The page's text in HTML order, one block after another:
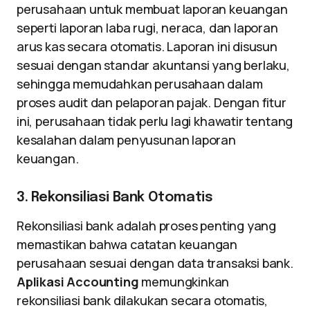
perusahaan untuk membuat laporan keuangan
seperti laporan laba rugi, neraca, dan laporan
arus kas secara otomatis. Laporan ini disusun
sesuai dengan standar akuntansi yang berlaku,
sehingga memudahkan perusahaan dalam
proses audit dan pelaporan pajak. Dengan fitur
ini, perusahaan tidak perlu lagi khawatir tentang
kesalahan dalam penyusunan laporan
keuangan.
3. Rekonsiliasi Bank Otomatis
Rekonsiliasi bank adalah proses penting yang
memastikan bahwa catatan keuangan
perusahaan sesuai dengan data transaksi bank.
Aplikasi Accounting memungkinkan
rekonsiliasi bank dilakukan secara otomatis,